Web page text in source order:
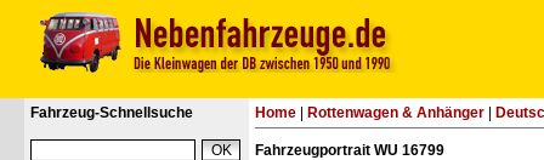
Fahrzeug-Schnellsuche Home Rottenwagen & Anhänger
Fahrzeugportrait WU 16799